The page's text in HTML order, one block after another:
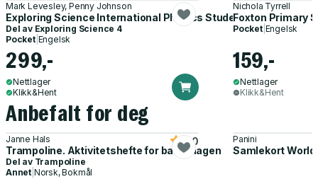
Mark Levesley, Penny Johnson
Exploring Science International Physics Student Book
Del av Exploring Science 4
Pocket| Engelsk
299,-
Nettlager
Klikk&Hent
Nichola Tyrrell
Foxton Primary
Pocket| Engelsk
159,-
Nettlager
Klikk&Hent
Anbefalt for deg
Janne Hals
Trampoline. Aktivitetshefte for barnehagen
5.0
Del av Trampoline
Annet Norsk, Bokmål
Panini
Samlekort